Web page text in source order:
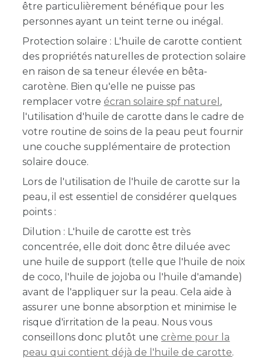
être particulièrement bénéfique pour les
personnes ayant un teint terne ou inégal.
Protection solaire : L'huile de carotte contient
des propriétés naturelles de protection solaire
en raison de sa teneur élevée en bêta-
carotène. Bien qu'elle ne puisse pas
remplacer votre écran solaire spf naturel ,
l'utilisation d'huile de carotte dans le cadre de
votre routine de soins de la peau peut fournir
une couche supplémentaire de protection
solaire douce.
Lors de l'utilisation de l'huile de carotte sur la
peau, il est essentiel de considérer quelques
points :
Dilution : L'huile de carotte est très
concentrée, elle doit donc être diluée avec
une huile de support (telle que l'huile de noix
de coco, l'huile de jojoba ou l'huile d'amande)
avant de l'appliquer sur la peau. Cela aide à
assurer une bonne absorption et minimise le
risque d'irritation de la peau. Nous vous
conseillons donc plutôt une crème pour la
peau qui contient déjà de l'huile de carotte.